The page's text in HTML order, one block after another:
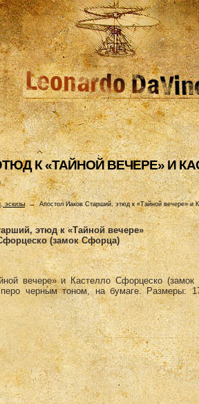
К «ТАЙHОЙ ВЕЧЕРЕ» И
эскизы →Апостол Иаков Старший, этюд к «Тайной вечере» и
этюд к «Тайной вечере»
(замок Сфорца)
вечере» и Кастелло Сфорцеско
перо черным тоном, на бумаге. Размеры: